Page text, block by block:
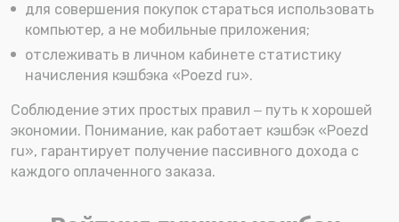
для совершения покупок стараться использовать
компьютер, а не мобильные приложения;
отслеживать в личном кабинете статистику
начисления кэшбэка «Poezd ru».
Соблюдение этих простых правил ‒ путь к хорошей
экономии. Понимание, как работает кэшбэк «Poezd
ru», гарантирует получение пассивного дохода с
каждого оплаченного заказа.